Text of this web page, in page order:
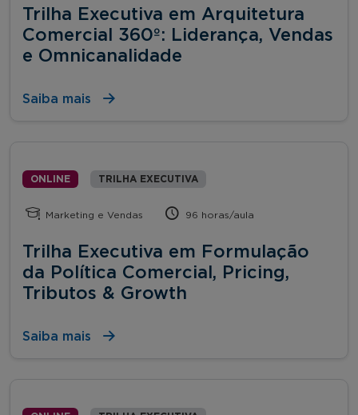
Trilha Executiva em Arquitetura
Comercial 360º: Liderança, Vendas
e Omnicanalidade
Saiba mais
ONLINE TRILHA EXECUTIVA
Marketing e Vendas 96 horas/aula
Trilha Executiva em Formulação
da Política Comercial, Pricing,
Tributos & Growth
Saiba mais